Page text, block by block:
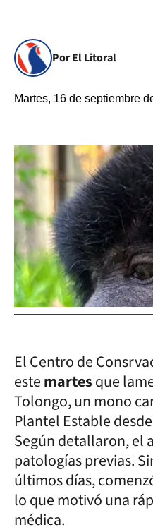
Por El Litoral
Martes, 16 de septiembre
El Centro de
estemartesque
Tolongo, un mono
Plantel Estable
Según detallaron, el
patologías previas.
últimos días,
lo que motivó una
médica.